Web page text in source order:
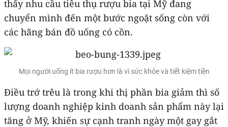
thấy nhu cầu tiêu thụ rượu bia tại Mỹ đang
chuyển mình đến một bước ngoặt sống còn với
các hãng bán đồ uống có cồn.
Mọi người uống ít bia rượu hơn là vì sức khỏe và tiết kiệm tiền
Điều trớ trêu là trong khi thị phần bia giảm thì số
lượng doanh nghiệp kinh doanh sản phẩm này lại
tăng ở Mỹ, khiến sự cạnh tranh ngày một gay gắt